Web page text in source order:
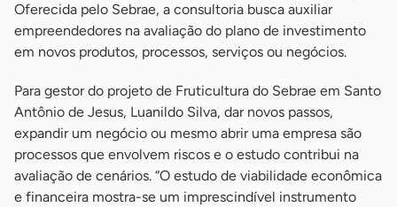
Oferecida pelo Sebrae, a consultoria busca auxiliar
empreendedores na avaliação do plano de investimento
em novos produtos, processos, serviços ou negócios.
Para gestor do projeto de Fruticultura do Sebrae em Santo
Antônio de Jesus, Luanildo Silva, dar novos passos,
expandir um negócio ou mesmo abrir uma empresa são
processos que envolvem riscos e o estudo contribui na
avaliação de cenários. “O estudo de viabilidade econômica
e financeira mostra-se um imprescindível instrumento